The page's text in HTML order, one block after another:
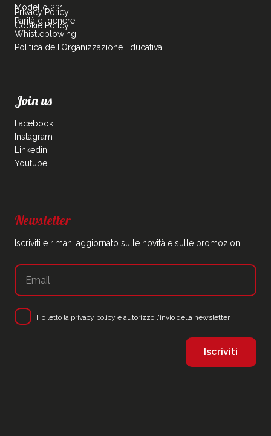
Modello 231
Parità di genere
Whistleblowing
Politica dell’Organizzazione Educativa
Privacy Policy
Cookie Policy
Join us
Facebook
Instagram
Linkedin
Youtube
Newsletter
Iscriviti e rimani aggiornato sulle novità e sulle promozioni
Ho letto la privacy policy e autorizzo l'invio della newsletter